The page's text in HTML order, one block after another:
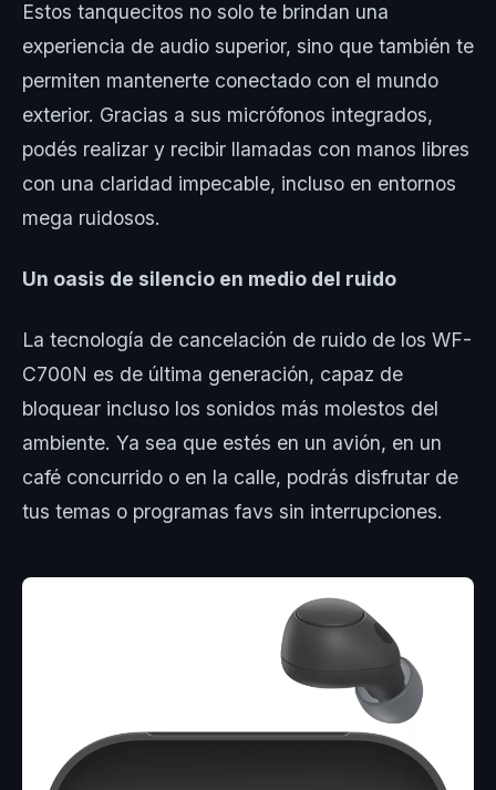
Estos tanquecitos no solo te brindan una
experiencia de audio superior, sino que también te
permiten mantenerte conectado con el mundo
exterior. Gracias a sus micrófonos integrados,
podés realizar y recibir llamadas con manos libres
con una claridad impecable, incluso en entornos
mega ruidosos.
Un oasis de silencio en medio del ruido
La tecnología de cancelación de ruido de los WF-
C700N es de última generación, capaz de
bloquear incluso los sonidos más molestos del
ambiente. Ya sea que estés en un avión, en un
café concurrido o en la calle, podrás disfrutar de
tus temas o programas favs sin interrupciones.